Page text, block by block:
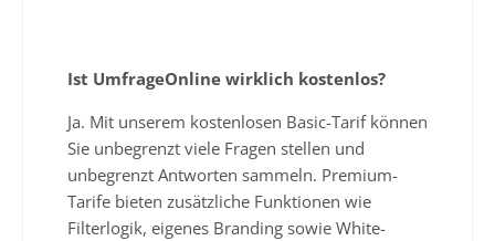
Ist UmfrageOnline wirklich kostenlos?
Ja. Mit unserem kostenlosen Basic-Tarif können
Sie unbegrenzt viele Fragen stellen und
unbegrenzt Antworten sammeln. Premium-
Tarife bieten zusätzliche Funktionen wie
Filterlogik, eigenes Branding sowie White-